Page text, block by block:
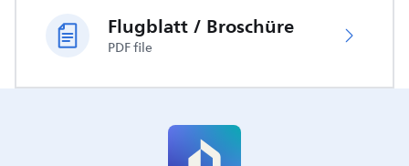
Flugblatt / Broschüre
PDF file